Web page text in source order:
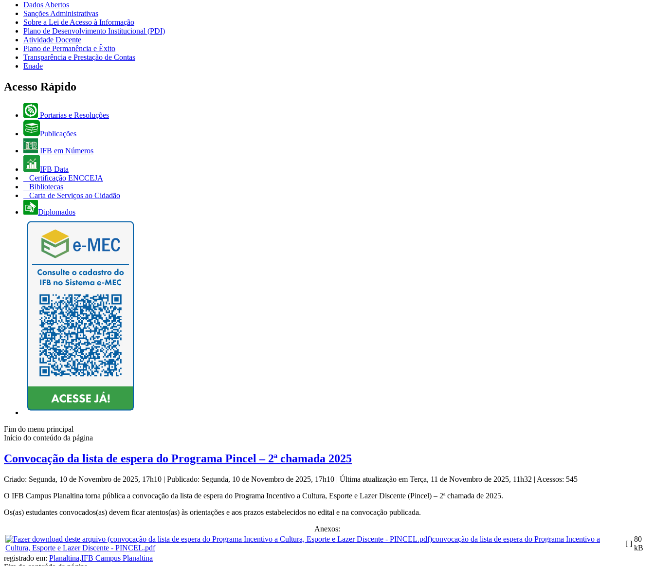
Dados Abertos
Sanções Administrativas
Sobre a Lei de Acesso à Informação
Plano de Desenvolvimento Institucional (PDI)
Atividade Docente
Plano de Permanência e Êxito
Transparência e Prestação de Contas
Enade
Acesso Rápido
Portarias e Resoluções
Publicações
IFB em Números
IFB Data
Certificação ENCCEJA
Bibliotecas
Carta de Serviços ao Cidadão
Diplomados
Fim do menu principal
Início do conteúdo da página
Convocação da lista de espera do Programa Pincel – 2ª chamada 2025
Criado: Segunda, 10 de Novembro de 2025, 17h10 | Publicado: Segunda, 10 de Novembro de 2025, 17h10 | Última atualização em Terça, 11 de Novembro de 2025, 11h32 | Acessos: 545
O IFB Campus Planaltina torna pública a convocação da lista de espera do Programa Incentivo a Cultura, Esporte e Lazer Discente (Pincel) – 2ª chamada de 2025.
Os(as) estudantes convocados(as) devem ficar atentos(as) às orientações e aos prazos estabelecidos no edital e na convocação publicada.
Anexos:
convocação da lista de espera do Programa Incentivo a
Cultura, Esporte e Lazer Discente - PINCEL.pdf
[ ]
80
kB
registrado em: Planaltina,IFB Campus Planaltina